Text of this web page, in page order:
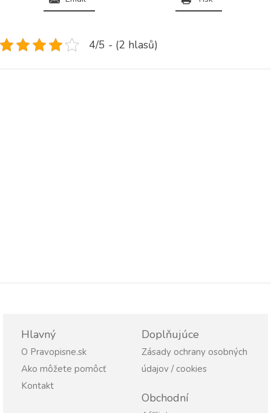
4/5 - (2 hlasů)
Hlavný
O Pravopisne.sk
Ako môžete pomôcť
Kontakt
Doplňujúce
Zásady ochrany osobných
údajov / cookies
Obchodní